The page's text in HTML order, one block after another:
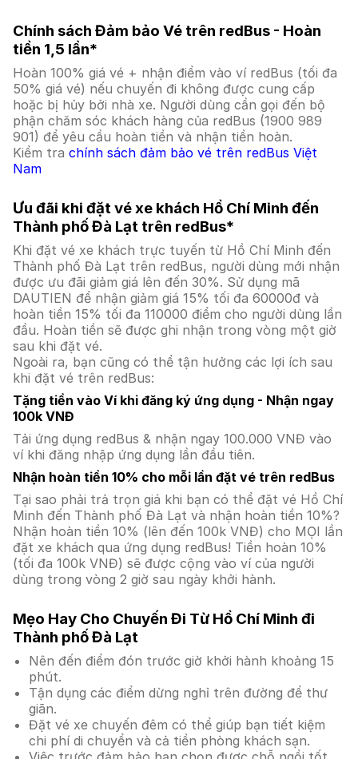
Chính sách Đảm bảo Vé trên redBus - Hoàn
tiền 1,5 lần*
Hoàn 100% giá vé + nhận điểm vào ví redBus (tối đa
50% giá vé) nếu chuyến đi không được cung cấp
hoặc bị hủy bởi nhà xe. Người dùng cần gọi đến bộ
phận chăm sóc khách hàng của redBus (1900 989
901) để yêu cầu hoàn tiền và nhận tiền hoàn.
Kiểm tra chính sách đảm bảo vé trên redBus Việt
Nam
Ưu đãi khi đặt vé xe khách Hồ Chí Minh đến
Thành phố Đà Lạt trên redBus*
Khi đặt vé xe khách trực tuyến từ Hồ Chí Minh đến
Thành phố Đà Lạt trên redBus, người dùng mới nhận
được ưu đãi giảm giá lên đến 30%. Sử dụng mã
DAUTIEN để nhận giảm giá 15% tối đa 60000đ và
hoàn tiền 15% tối đa 110000 điểm cho người dùng lần
đầu. Hoàn tiền sẽ được ghi nhận trong vòng một giờ
sau khi đặt vé.
Ngoài ra, bạn cũng có thể tận hưởng các lợi ích sau
khi đặt vé trên redBus:
Tặng tiền vào Ví khi đăng ký ứng dụng - Nhận ngay
100k VNĐ
Tải ứng dụng redBus & nhận ngay 100.000 VNĐ vào
ví khi đăng nhập ứng dụng lần đầu tiên.
Nhận hoàn tiền 10% cho mỗi lần đặt vé trên redBus
Tại sao phải trả trọn giá khi bạn có thể đặt vé Hồ Chí
Minh đến Thành phố Đà Lạt và nhận hoàn tiền 10%?
Nhận hoàn tiền 10% (lên đến 100k VNĐ) cho MỌI lần
đặt xe khách qua ứng dụng redBus! Tiền hoàn 10%
(tối đa 100k VNĐ) sẽ được cộng vào ví của người
dùng trong vòng 2 giờ sau ngày khởi hành.
Mẹo Hay Cho Chuyến Đi Từ Hồ Chí Minh đi
Thành phố Đà Lạt
Nên đến điểm đón trước giờ khởi hành khoảng 15
phút.
Tận dụng các điểm dừng nghỉ trên đường để thư
giãn.
Đặt vé xe chuyến đêm có thể giúp bạn tiết kiệm
chi phí di chuyển và cả tiền phòng khách sạn.